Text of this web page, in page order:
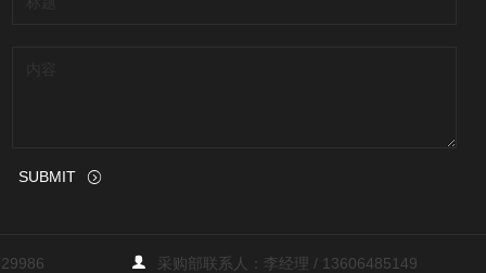
SUBMIT
采购部联系人：李经理 / 13606485149